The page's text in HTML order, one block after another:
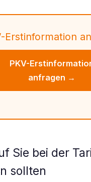
Erstinformation
PKV-
anfragen →
Sie bei der
sollten